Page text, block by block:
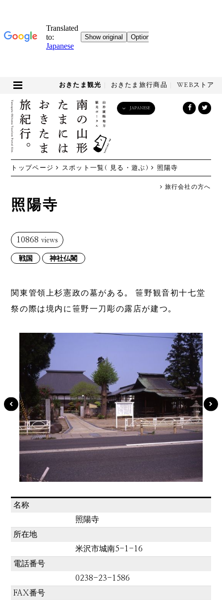
おきたま観光 おきたま旅行商品 WEBストア
JAPANESE
繁體中文
トップページ スポット一覧( 見る・遊ぶ) 照陽寺
旅行会社の方へ
照陽寺
10868 views
戦国 神社仏閣
関東管領上杉憲政の墓がある。 笹野観音初十七堂
祭の際は境内に笹野一刀彫の露店が建つ。
名称
照陽寺
所在地
米沢市城南5-1-16
電話番号
0238-23-1586
FAX番号